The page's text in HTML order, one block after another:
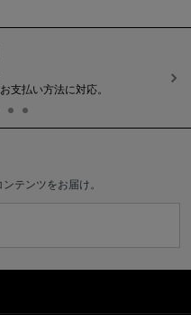
支払い方法に対応。
テンツをお届け。